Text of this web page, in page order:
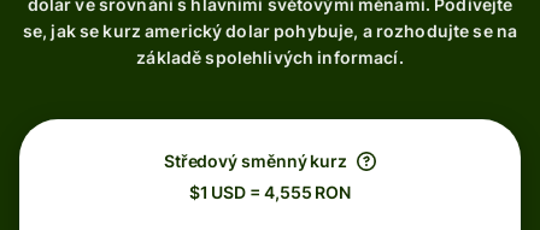
dolar ve srovnání s hlavními světovými měnami. Podívejte
se, jak se kurz americký dolar pohybuje, a rozhodujte se na
základě spolehlivých informací.
Středový směnný kurz
$1 USD = 4,555 RON